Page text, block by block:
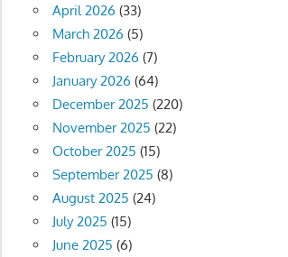
April 2026 (33)
March 2026 (5)
February 2026 (7)
January 2026 (64)
December 2025 (220)
November 2025 (22)
October 2025 (15)
September 2025 (8)
August 2025 (24)
July 2025 (15)
June 2025 (6)